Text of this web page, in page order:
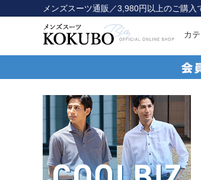
メンズスーツ通販／3,980円以上のご購入
カ